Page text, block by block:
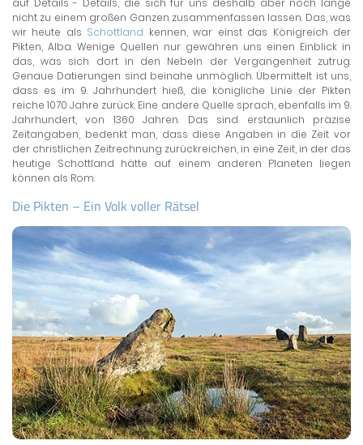
auf Details - Details, die sich für uns deshalb aber noch lange
nicht zu einem großen Ganzen zusammenfassen lassen. Das, was
wir heute als Schottland kennen, war einst das Königreich der
Pikten, Alba. Wenige Quellen nur gewähren uns einen Einblick in
das, was sich dort in den Nebeln der Vergangenheit zutrug.
Genaue Datierungen sind beinahe unmöglich. Übermittelt ist uns,
dass es im 9. Jahrhundert hieß, die königliche Linie der Pikten
reiche 1070 Jahre zurück. Eine andere Quelle sprach, ebenfalls im 9.
Jahrhundert, von 1360 Jahren. Das sind erstaunlich präzise
Zeitangaben, bedenkt man, dass diese Angaben in die Zeit vor
der christlichen Zeitrechnung zurückreichen, in eine Zeit, in der das
heutige Schottland hätte auf einem anderen Planeten liegen
können als Rom.
Die Pikten – Ein Volk voller Rätsel